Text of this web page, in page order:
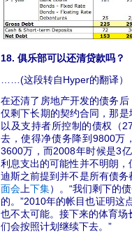
18. 俱乐部可以还清贷款吗？
……(这段转自Hyper的翻译）
在还清了房地产开发的债务
仅剩下长期的契约合同，那
以及支持者所控制的债权（
去，使得净债务降到9800万
3600万，而2008年时候是3
利息支出的可能性并不明朗
迪斯之前提到并不是所有债
面会上下集）。“我们剩下的
的。”2010年的帐目也证明这
也不太可能。接下来的体育
们会按照计划继续下去。”